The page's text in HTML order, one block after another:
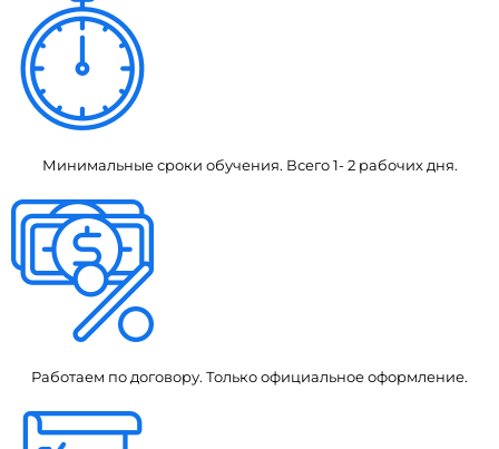
Минимальные сроки обучения. Всего 1- 2 рабочих дня.
Работаем по договору. Только официальное оформление.